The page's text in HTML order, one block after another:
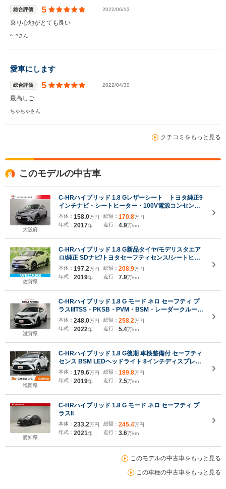
総合評価 5 2022/06/13
乗り心地がとても良い
^_^さん
愛車にします
総合評価 5 2022/04/30
最高しご
ちゃちゃさん
クチコミをもっと見る
このモデルの中古車
大阪府
C-HRハイブリッド 1.8 Gレザーシート トヨタ純正9
インチナビ・シートヒーター・100V電源コンセン
ト・追従式クルーズコントロール
本体： 158.0万円
年式： 2017年
総額： 170.8万円
走行： 4.9万km
佐賀県
C-HRハイブリッド 1.8 G新品タイヤ/モデリスタエア
ロ/純正 SDナビ/トヨタセーフティセンス/シートヒー
ター 前席/車線逸脱防止支援システム/シート ハーフレ
ザー/ドライブレコーダー 前後/ヘッドランプ LED
本体： 197.2万円
年式： 2019年
総額： 208.9万円
走行： 7.9万km
滋賀県
C-HRハイブリッド 1.8 G モード ネロ セーフティ プ
ラスIIITSS・PKSB・PVM・BSM・レーダークルー
ズ・ETC・バックカメラ・ドラレコ・シートヒータ
ー・ナノイー
本体： 248.0万円
年式： 2022年
総額： 258.2万円
走行： 5.4万km
福岡県
C-HRハイブリッド 1.8 G後期 車検整備付 セーフティ
センス BSM LEDヘッドライト 8インチディスプレイ
オーディオ/BT フォグ オートライト ETC バックモニ
ター スマートキー×2 プッシュスタート ステリモ ミラ
ーウィンカー
本体： 179.6万円
年式： 2019年
総額： 189.8万円
走行： 7.5万km
愛知県
C-HRハイブリッド 1.8 G モード ネロ セーフティ プ
ラスII
本体： 233.2万円
年式： 2021年
総額： 245.4万円
走行： 3.6万km
このモデルの中古車をもっと見る
この車種の中古車をもっと見る